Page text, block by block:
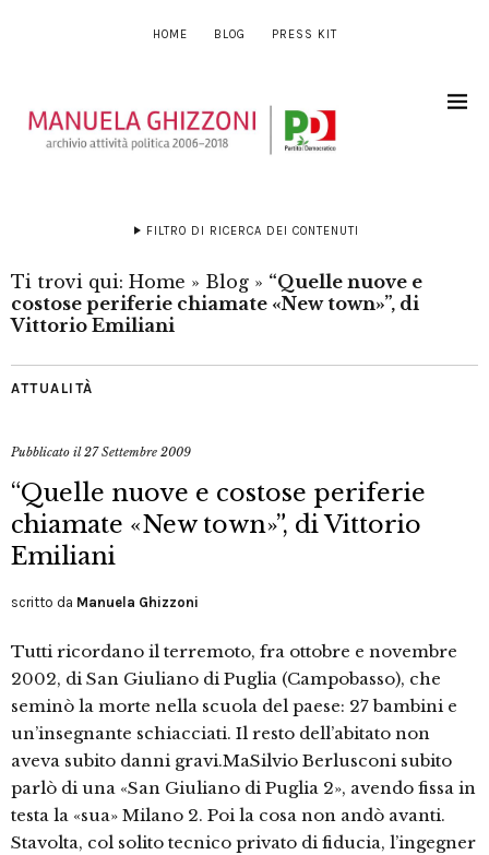
HOME BLOG PRESS KIT
FILTRO DI RICERCA DEI CONTENUTI
Ti trovi qui: Home » Blog » “Quelle nuove e
costose periferie chiamate «New town»”, di
Vittorio Emiliani
ATTUALITÀ
Pubblicato il27 Settembre 2009
“Quelle nuove e costose periferie
chiamate «New town»”, di Vittorio
Emiliani
scritto da Manuela Ghizzoni
Tutti ricordano il terremoto, fra ottobre e novembre
2002, di San Giuliano di Puglia (Campobasso), che
seminò la morte nella scuola del paese: 27 bambini e
un’insegnante schiacciati. Il resto dell’abitato non
aveva subito danni gravi.MaSilvio Berlusconi subito
parlò di una «San Giuliano di Puglia 2», avendo fissa in
testa la «sua» Milano 2. Poi la cosa non andò avanti.
Stavolta, col solito tecnico privato di fiducia, l’ingegner